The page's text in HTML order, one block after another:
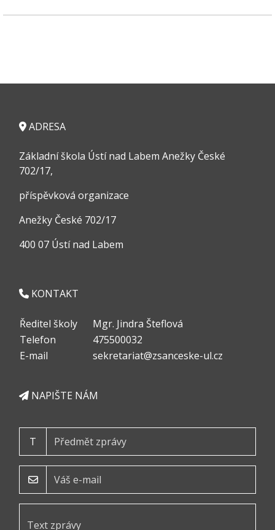
ADRESA
Základní škola Ústí nad Labem Anežky České
702/17,
příspěvková organizace
Anežky České 702/17
400 07 Ústí nad Labem
KONTAKT
Ředitel školy
Mgr. Jindra Šteflová
Telefon
475500032
E-mail
sekretariat@zsanceske-ul.cz
NAPIŠTE NÁM
T